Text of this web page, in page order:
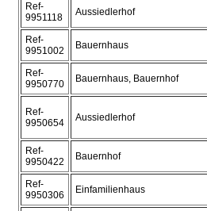
Ref-
9951118
Aussiedlerhof
Ref-
9951002
Bauernhaus
Ref-
9950770
Bauernhaus, Bauernhof
Ref-
9950654
Aussiedlerhof
Ref-
9950422
Bauernhof
Ref-
9950306
Einfamilienhaus